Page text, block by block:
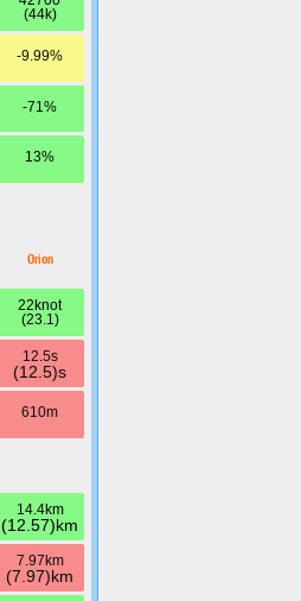
(44k)
-9.99%
-71%
13%
Orion
22knot
(23.1)
12.5s
(12.5)s
610m
14.4km
(12.57)km
7.97km
(7.97)km